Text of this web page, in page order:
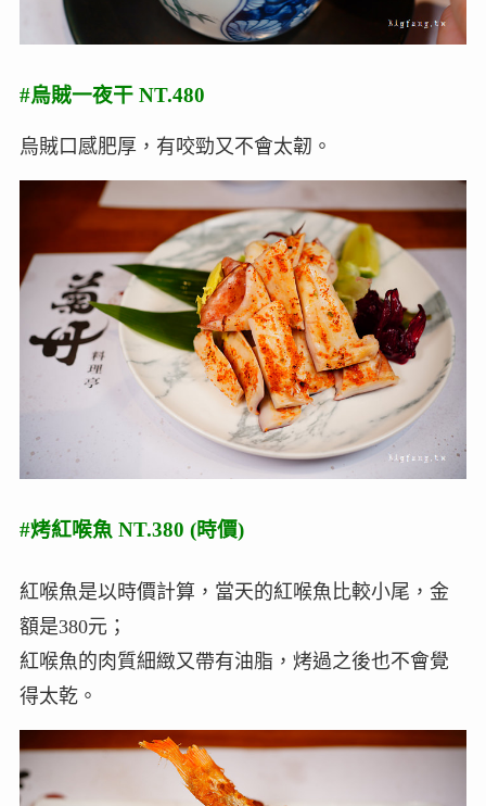
#烏賊一夜干 NT.480
烏賊口感肥厚，有咬勁又不會太韌。
#烤紅喉魚 NT.380 (時價)
紅喉魚是以時價計算，當天的紅喉魚比較小尾，金
額是380元；
紅喉魚的肉質細緻又帶有油脂，烤過之後也不會覺
得太乾。